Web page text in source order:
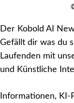
Der Kobold AI
Gefällt dir was du
Laufenden mit
und Künstliche
Informationen, KI-